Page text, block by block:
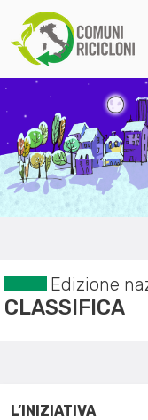
Edizione
CLASSIFICA
L’INIZIATIVA